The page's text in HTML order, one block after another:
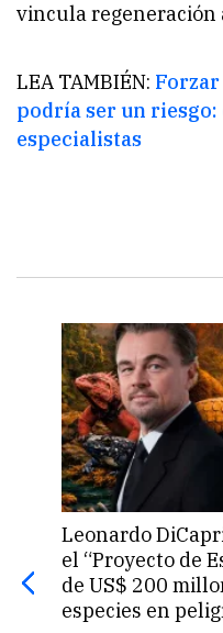
vincula regeneración
LEA TAMBIÉN:
podría ser un riesgo:
especialistas
Leonardo
el “Proyecto de
de US$ 200
especies en